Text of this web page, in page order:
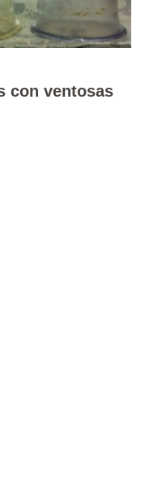
con ventosas